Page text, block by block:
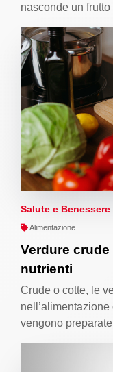
nasconde un
Salute e Benessere
Alimentazione
Verdure
nutrienti
Crude o cotte, le
vengono